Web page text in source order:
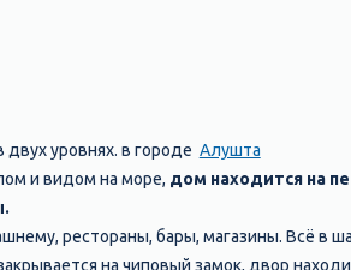
уровнях. в городе Алушта
и видом на море, дом находится на
рестораны, бары, магазины. Всё в
на чиповый замок, двор